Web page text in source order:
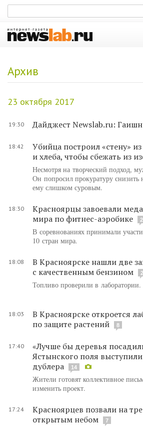
Архив
23 октября 2017
19:30 Дайджест Newslab.ru:
18:42
Убийца построил «стену»
и хлеба, чтобы сбежать из
Несмотря на творческий подход,
Он попросил прокуратуру снизить
ему слишком суровым.
18:30
Красноярцы завоевали
мира по фитнес-аэробике
2
В соревнованиях принимали
10 стран мира.
18:08
В Красноярске нашли две
с качественным бензином
Топливо проверили в лаборатории.
18:03
В Красноярске откроется
по защите растений
8
17:40
«Лучше бы деревья
Ястынского поля
дублера
14
Жители готовят коллективное
изменить проект.
17:24
Красноярцев позвали на
открытым небом
7